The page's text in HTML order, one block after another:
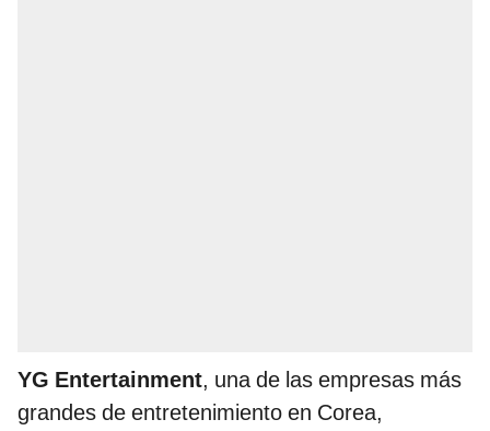
YG Entertainment, una de las empresas más
grandes de entretenimiento en Corea,